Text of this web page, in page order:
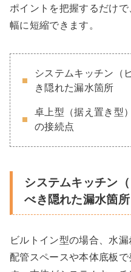
ポイントを把握するだけ
幅に短縮できます。
システムキッチン（
き隠れた漏水箇所
卓上型（据え置き型
の接続点
システムキッチン
べき隠れた漏水箇所
ビルトイン型の場合、水
配管スペースや本体底板